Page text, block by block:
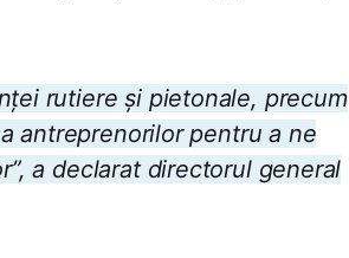
rutiere și pietonale, precum
antreprenorilor pentru a ne
a declarat directorul general